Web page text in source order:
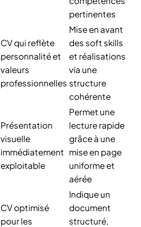
pertinentes
CV qui reflète
personnalité et
valeurs
professionnelles
Mise en avant
des soft skills
et réalisations
via une
structure
cohérente
Présentation
visuelle
immédiatement
exploitable
Permet une
lecture rapide
grâce à une
mise en page
uniforme et
aérée
CV optimisé
pour les
Indique un
document
structuré,